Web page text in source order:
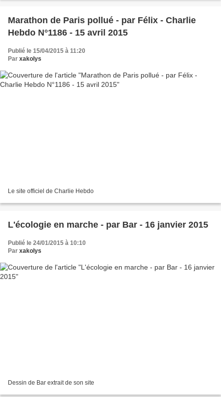
Marathon de Paris pollué - par Félix - Charlie
Hebdo N°1186 - 15 avril 2015
Publié le 15/04/2015 à 11:20
Par xakolys
Le site officiel de Charlie Hebdo
L'écologie en marche - par Bar - 16 janvier 2015
Publié le 24/01/2015 à 10:10
Par xakolys
Dessin de Bar extrait de son site